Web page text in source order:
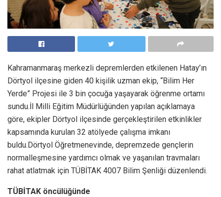
Kahramanmaraş merkezli depremlerden etkilenen Hatay’ın
Dörtyol ilçesine giden 40 kişilik uzman ekip, “Bilim Her
Yerde” Projesi ile 3 bin çocuğa yaşayarak öğrenme ortamı
sundu.İl Milli Eğitim Müdürlüğünden yapılan açıklamaya
göre, ekipler Dörtyol ilçesinde gerçekleştirilen etkinlikler
kapsamında kurulan 32 atölyede çalışma imkanı
buldu.Dörtyol Öğretmenevinde, depremzede gençlerin
normalleşmesine yardımcı olmak ve yaşanılan travmaları
rahat atlatmak için TÜBİTAK 4007 Bilim Şenliği düzenlendi.
TÜBİTAK öncülüğünde